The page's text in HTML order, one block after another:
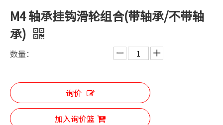
M4 轴承挂钩滑轮组合(带轴承/不带轴
承)
数量：
询价
加入询价篮